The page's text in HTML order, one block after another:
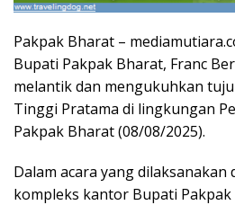
Pakpak Bharat –
Bupati Pakpak Bharat, Franc
melantik dan mengukuhkan
Tinggi Pratama di lingkungan
Pakpak Bharat (08/08/2025).
Dalam acara yang dilaksanakan
kompleks kantor Bupati